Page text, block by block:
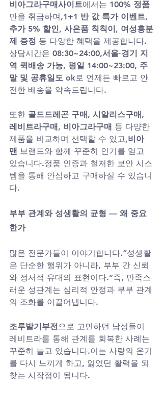
비아그라구매사이트에서는 100% 정품
만을 취급하며,1+1 반 값 특가 이벤트,
추가 5% 할인, 사은품 칙칙이, 여성흥분
제 증정 등 다양한 혜택을 제공합니다.
상담시간은 08:30~24:00,서울·경기 지
역 퀵배송 가능, 평일 14:00~23:00, 주
말 및 공휴일도 ok로 언제든 빠르고 안
전한 배송을 약속드립니다.
또한 골드드레곤 구매, 시알리스구매,
레비트라구매, 비아그라구매 등 다양한
제품을 비교하며 선택할 수 있고,비아
맨 브랜드와 함께 꾸준히 인기를 얻고
있습니다.정품 인증과 철저한 보안 시스
템을 통해 안심하고 구매하실 수 있습니
다.
부부 관계와 성생활의 균형 — 왜 중요
한가
많은 전문가들이 이야기합니다.“성생활
은 단순한 행위가 아니라, 부부 간 신뢰
와 정서적 유대의 표현이다.”즉, 만족스
러운 성관계는 심리적 안정과 부부 관계
의 조화를 이끌어냅니다.
조루발기부전으로 고민하던 남성들이
레비트라를 통해 관계를 회복한 사례는
꾸준히 늘고 있습니다.이는 사랑의 온기
를 다시 느끼게 하고, 잃었던 활력을 되
찾는 시작점이 됩니다.